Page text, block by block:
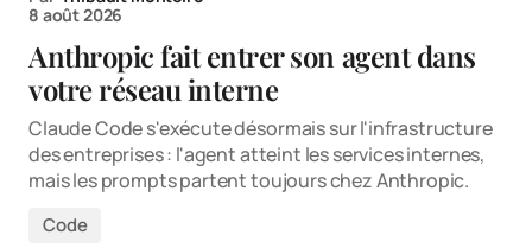
8 août 2026
Anthropic fait entrer son agent dans
votre réseau interne
Claude Code s'exécute désormais sur l'infrastructure
des entreprises : l'agent atteint les services internes,
mais les prompts partent toujours chez Anthropic.
Code